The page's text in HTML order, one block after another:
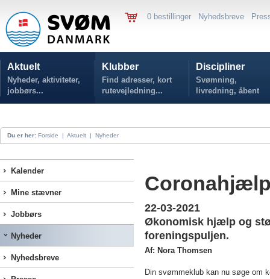
0 bestillinger Nyhedsbreve
Aktuelt
Nyheder, aktiviteter,
jobbørs...
Klubber
Find adresser, kort
rutevejledning...
Discipliner
Svømning,
livredning, åbent
vand...
Du er her: Forside | Aktuelt | Nyheder
Kalender
Mine stævner
Jobbørs
Nyheder
Nyhedsbreve
22-03-2021
Økonomisk hjælp og
foreningspuljen.
Af: Nora Thomsen
Din svømmeklub kan nu søge om